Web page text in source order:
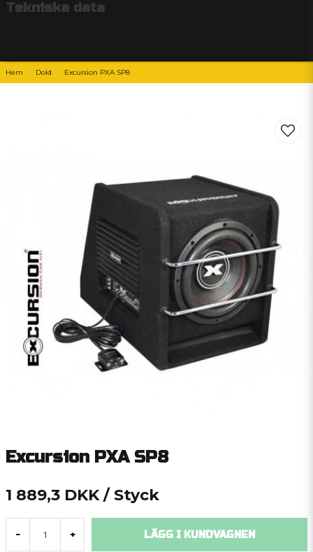
Hem Dold Excursion PXA SP8
Excursion PXA SP8
1 889,3 DKK / Styck
- + LÄGG I KUNDVAGNEN
Tekniska data